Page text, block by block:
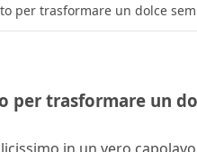
per trasformare un dolce
per trasformare un